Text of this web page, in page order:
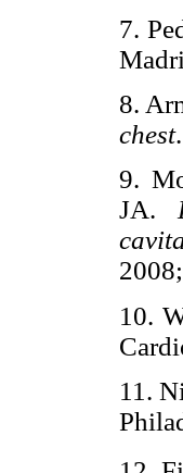
7.
8.
chest
9.
JA.
10.
11.